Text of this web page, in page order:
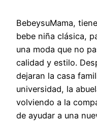
BebeysuMama,
bebe niña clásica,
una moda que no
calidad y estilo.
dejaran la casa
universidad, la
volviendo a la
de ayudar a una